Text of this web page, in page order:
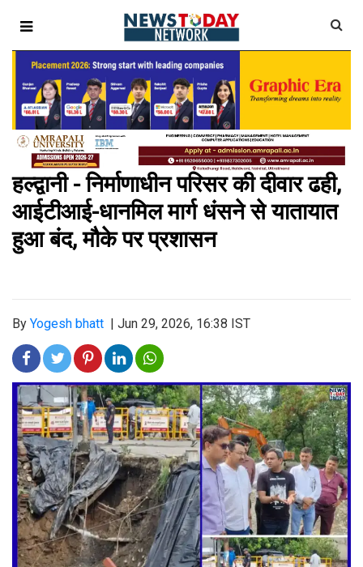
हल्द्वानी - निर्माणाधीन परिसर की दीवार ढही,
आईटीआई-धानमिल मार्ग धंसने से यातायात
हुआ बंद, मौके पर प्रशासन
By Yogesh bhatt Jun 29, 2026, 16:38 IST